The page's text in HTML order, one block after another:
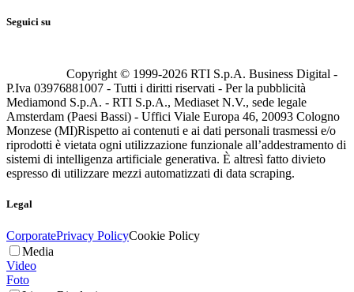
Seguici su
Copyright © 1999-2026 RTI S.p.A. Business Digital -
P.Iva 03976881007 - Tutti i diritti riservati - Per la pubblicità
Mediamond S.p.A. - RTI S.p.A., Mediaset N.V., sede legale
Amsterdam (Paesi Bassi) - Uffici Viale Europa 46, 20093 Cologno
Monzese (MI)Rispetto ai contenuti e ai dati personali trasmessi e/o
riprodotti è vietata ogni utilizzazione funzionale all’addestramento di
sistemi di intelligenza artificiale generativa. È altresì fatto divieto
espresso di utilizzare mezzi automatizzati di data scraping.
Legal
CorporatePrivacy PolicyCookie Policy
Media
Video
Foto